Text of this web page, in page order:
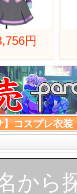
円
】コスプレ衣装